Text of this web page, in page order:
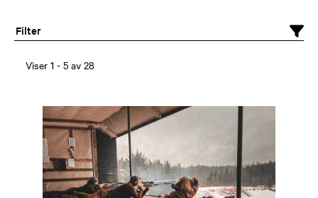
Filter
Viser 1 - 5 av 28